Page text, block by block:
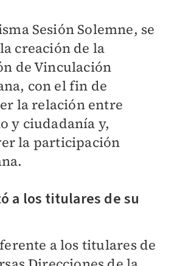
Sesión Solemne, se
creación de la
de Vinculación
con el fin de
la relación entre
y ciudadanía y,
la participación
a los titulares de su
a los titulares de